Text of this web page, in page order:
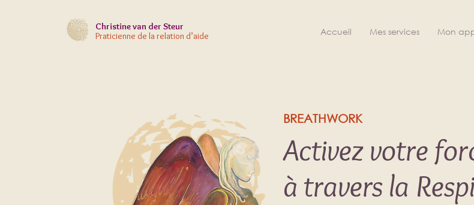
Christinevan der Steur
Praticienne de la relation d’aide
Accueil Mes services Mon
BREATHWORK
Activez votre
à travers la